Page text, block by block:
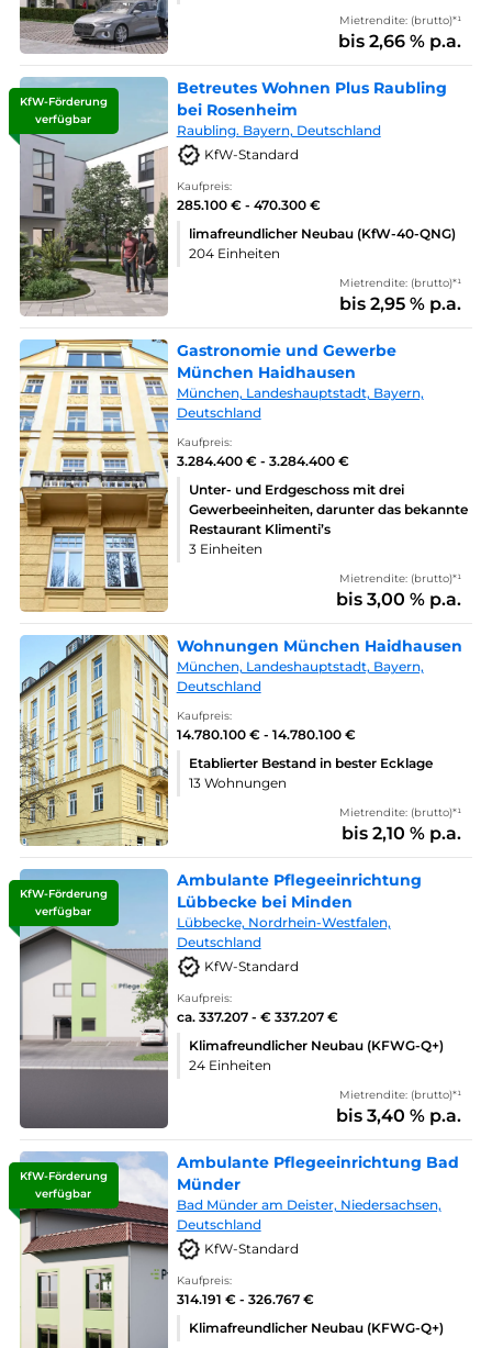
Mietrendite: (brutto)*¹
bis 2,66 % p.a.
KfW-Förderung
verfügbar
Betreutes Wohnen Plus Raubling
bei Rosenheim
Raubling. Bayern, Deutschland
KfW-Standard
Kaufpreis:
285.100 € - 470.300 €
limafreundlicher Neubau (KfW-40-QNG)
204 Einheiten
Mietrendite: (brutto)*¹
bis 2,95 % p.a.
Gastronomie und Gewerbe
München Haidhausen
München, Landeshauptstadt, Bayern,
Deutschland
Kaufpreis:
3.284.400 € - 3.284.400 €
Unter- und Erdgeschoss mit drei
Gewerbeeinheiten, darunter das bekannte
Restaurant Klimenti’s
3 Einheiten
Mietrendite: (brutto)*¹
bis 3,00 % p.a.
Wohnungen München Haidhausen
München, Landeshauptstadt, Bayern,
Deutschland
Kaufpreis:
14.780.100 € - 14.780.100 €
Etablierter Bestand in bester Ecklage
13 Wohnungen
Mietrendite: (brutto)*¹
bis 2,10 % p.a.
KfW-Förderung
verfügbar
Ambulante Pflegeeinrichtung
Lübbecke bei Minden
Lübbecke, Nordrhein-Westfalen,
Deutschland
KfW-Standard
Kaufpreis:
ca. 337.207 - € 337.207 €
Klimafreundlicher Neubau (KFWG-Q+)
24 Einheiten
Mietrendite: (brutto)*¹
bis 3,40 % p.a.
KfW-Förderung
verfügbar
Ambulante Pflegeeinrichtung Bad
Münder
Bad Münder am Deister, Niedersachsen,
Deutschland
KfW-Standard
Kaufpreis:
314.191 € - 326.767 €
Klimafreundlicher Neubau (KFWG-Q+)